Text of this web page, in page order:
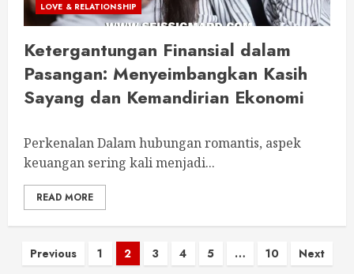
LOVE & RELATIONSHIP
Ketergantungan Finansial dalam
Pasangan: Menyeimbangkan Kasih
Sayang dan Kemandirian Ekonomi
Perkenalan Dalam hubungan romantis, aspek
keuangan sering kali menjadi...
READ MORE
Posts
Previous 1 2 3 4 5 … 10 Next